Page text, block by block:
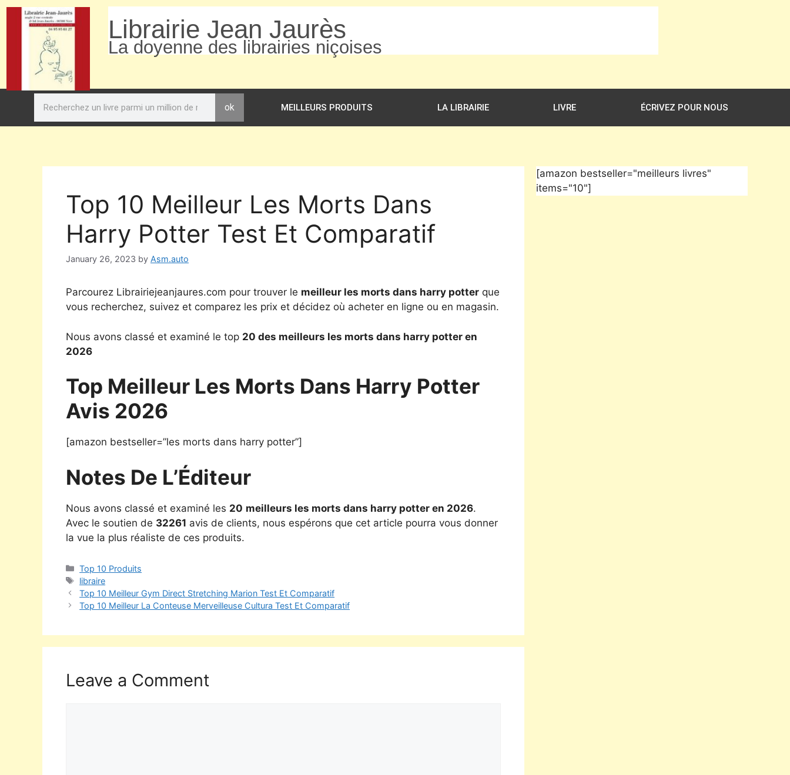
Librairie Jean Jaurès
La doyenne des librairies niçoises
ok MEILLEURS PRODUITS LA LIBRAIRIE LIVRE ÉCRIVEZ POUR NOUS
Top 10 Meilleur Les Morts Dans
Harry Potter Test Et Comparatif
January 26, 2023 by Asm.auto
Parcourez Librairiejeanjaures.com pour trouver le meilleur les morts dans harry potter que
vous recherchez, suivez et comparez les prix et décidez où acheter en ligne ou en magasin.
Nous avons classé et examiné le top 20 des meilleurs les morts dans harry potter en
2026
Top Meilleur Les Morts Dans Harry Potter
Avis 2026
[amazon bestseller=”les morts dans harry potter”]
Notes De L’Éditeur
Nous avons classé et examiné les 20 meilleurs les morts dans harry potter en 2026.
Avec le soutien de 32261 avis de clients, nous espérons que cet article pourra vous donner
la vue la plus réaliste de ces produits.
Top 10 Produits
libraire
Top 10 Meilleur Gym Direct Stretching Marion Test Et Comparatif
Top 10 Meilleur La Conteuse Merveilleuse Cultura Test Et Comparatif
Leave a Comment
[amazon bestseller="meilleurs livres"
items="10"]